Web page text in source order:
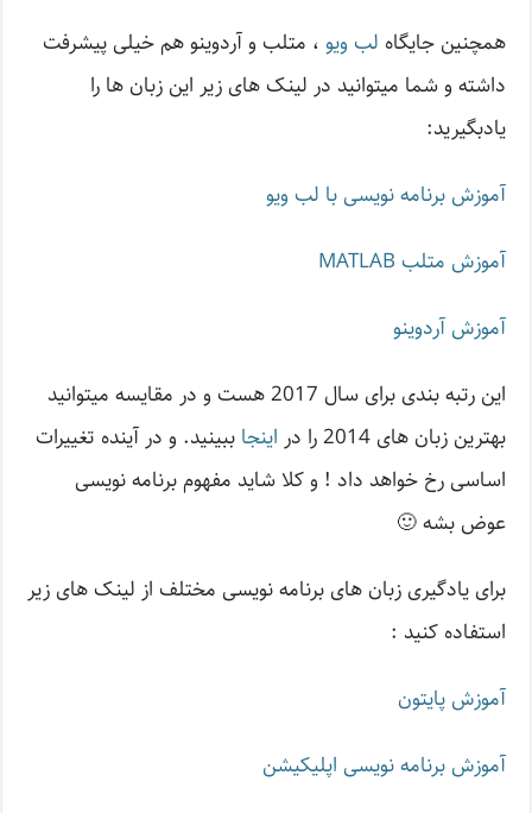
همچنین جایگاه لب ویو ، متلب و آردوینو هم خیلی پیشرفت
داشته و شما میتوانید در لینک های زیر این زبان ها را
یادبگیرید:
آموزش برنامه نویسی با لب ویو
آموزش متلب MATLAB
آموزش آردوینو
این رتبه بندی برای سال 2017 هست و در مقایسه میتوانید
بهترین زبان های 2014 را در
اینجاببینید. و در آینده تغییرات
اساسی رخ خواهد داد ! و کلا شاید مفهوم برنامه نویسی
عوض بشه 🙂
برای یادگیری زبان های برنامه نویسی مختلف از لینک های زیر
استفاده کنید :
آموزش پایتون
آموزش برنامه نویسی اپلیکیشن